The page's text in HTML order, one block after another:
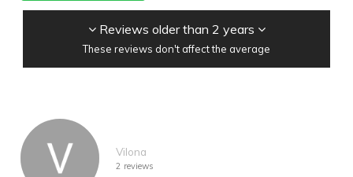
Reviews older than 2 years
These reviews don't affect the average
Vilona
2 reviews